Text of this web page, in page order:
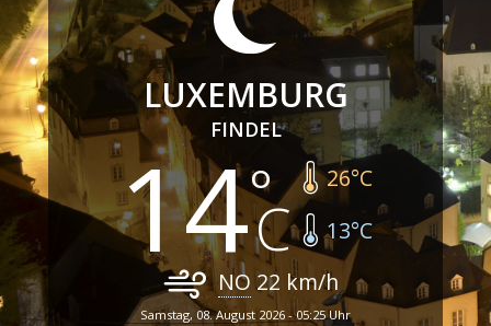
LUXEMBURG
FINDEL
14 26°C
13°C
NO 22 km/h
Samstag, 08. August 2026 - 05:25 Uhr